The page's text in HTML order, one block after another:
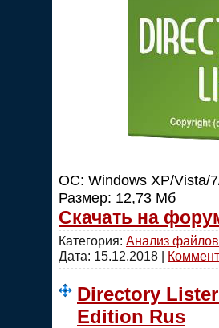
ОС: Windows XP/Vista/
Размер: 12,73 Мб
Скачать на
Категория: Анализ файлов
Дата: 15.12.2018 |
Directory
Edition Rus